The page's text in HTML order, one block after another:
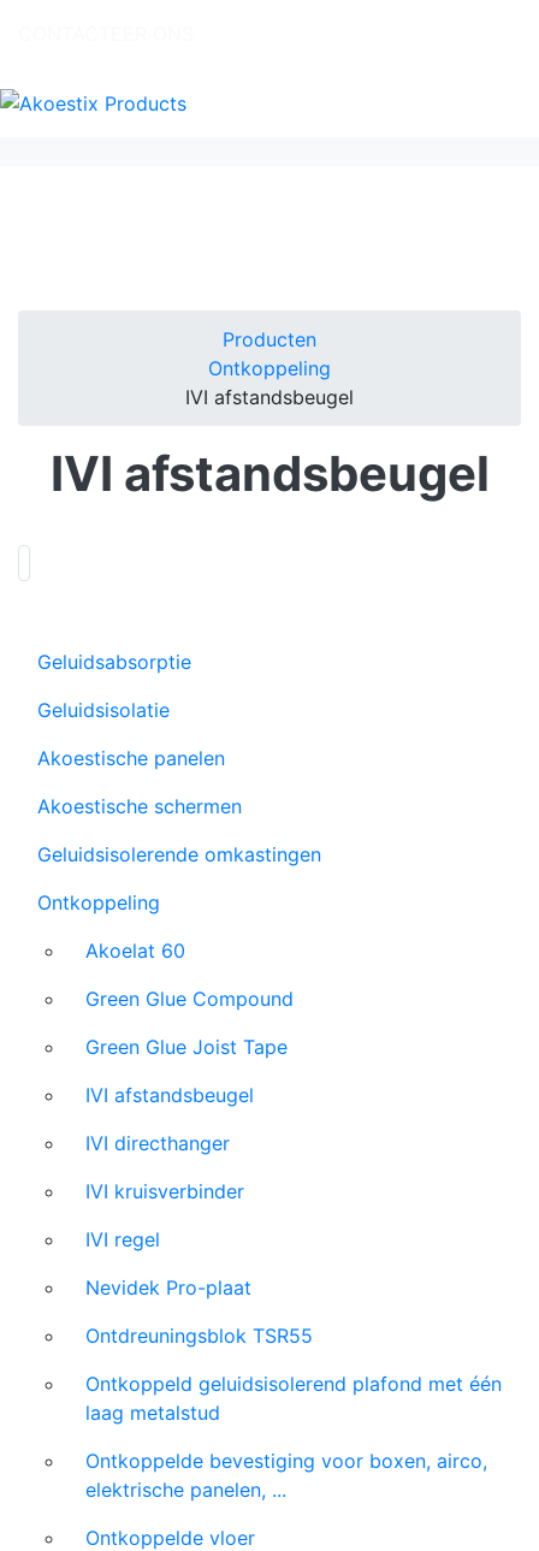
IVI afstandsbeugel
Producten
Ontkoppeling
IVI afstandsbeugel
Geluidsabsorptie
Geluidsisolatie
Akoestische panelen
Akoestische schermen
Geluidsisolerende omkastingen
Ontkoppeling
Akoelat 60
Green Glue Compound
Green Glue Joist Tape
IVI afstandsbeugel
IVI directhanger
IVI kruisverbinder
IVI regel
Nevidek Pro-plaat
Ontdreuningsblok TSR55
Ontkoppeld geluidsisolerend plafond met één
laag metalstud
Ontkoppelde bevestiging voor boxen, airco,
elektrische panelen, ...
Ontkoppelde vloer